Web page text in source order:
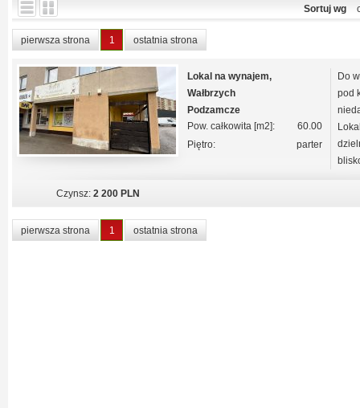
Sortuj wg
pierwsza strona 1 ostatnia strona
Lokal na wynajem,
Wałbrzych
Podzamcze
Pow. całkowita [m2]:
60.00
Piętro:
parter
Do
pod
Czynsz: 2 200 PLN
pierwsza strona 1 ostatnia strona